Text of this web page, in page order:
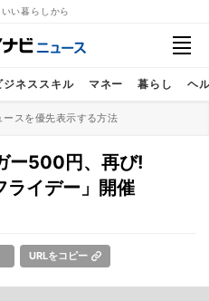
い暮らしから
ジネススキル マネー 暮らし ヘ
スを優先表示する方法
ー500円、再び!
ライデー」開催
URLをコピー